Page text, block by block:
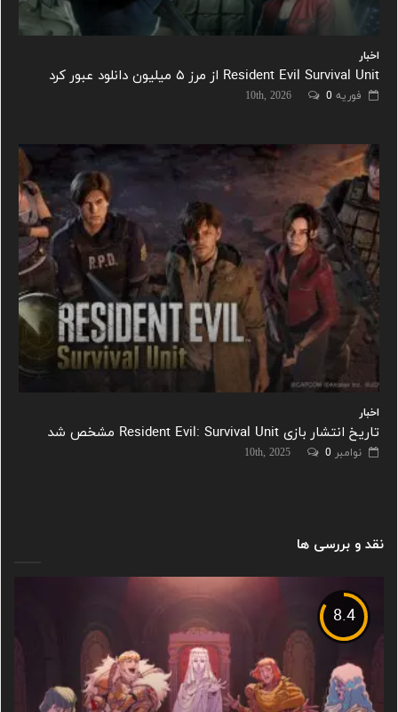
اخبار
Resident Evil Survival Unit از مرز ۵ میلیون دانلود عبور کرد
فوریه 10th, 2026 0
اخبار
تاریخ انتشار بازی Resident Evil: Survival Unit مشخص شد
نوامبر 10th, 2025 0
نقد و بررسی ها
8.4